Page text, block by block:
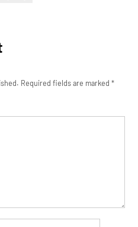
Required fields are marked*